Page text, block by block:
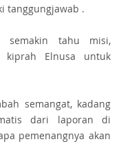
tanggungjawab .
semakin tahu misi,
kiprah Elnusa untuk
semangat, kadang
dari laporan di
pemenangnya akan